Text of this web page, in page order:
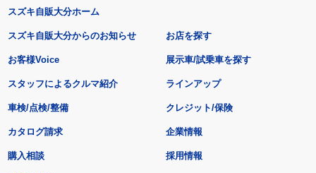
スズキ自販大分ホーム
スズキ自販大分からのお知らせ
お客様Voice
スタッフによるクルマ紹介
お店を探す
展示車/試乗車を探す
ラインアップ
車検/点検/整備 クレジット/保険
カタログ請求
購入相談
企業情報
採用情報